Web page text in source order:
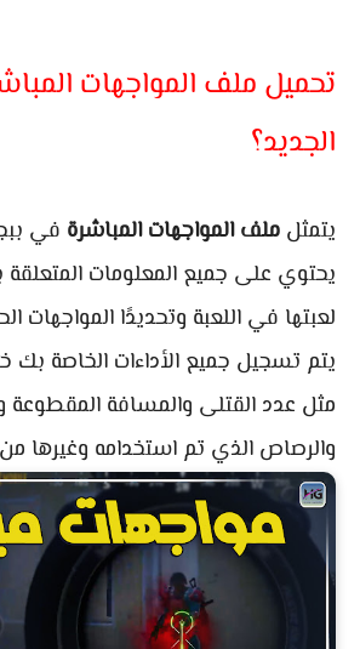
تحميل ملف المواجهات
الجديد؟
يتمثل ملف المواجهات المباشرة في
يحتوي على جميع المعلومات المتعلقة
لعبتها في اللعبة وتحديدًا المواجهات
يتم تسجيل جميع الأداءات الخاصة بك
مثل عدد القتلى والمسافة المقطوعة
والرصاص الذي تم استخدامه وغيرها